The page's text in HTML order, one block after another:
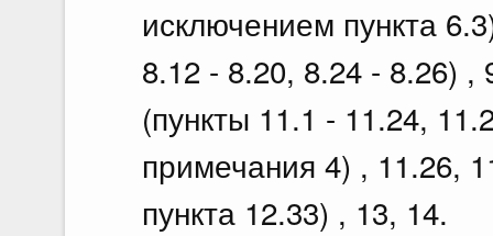
исключением пункта
8.12 - 8.20, 8.24 - 8.26) ,
(пункты 11.1 - 11.24,
примечания 4) , 11.26,
пункта 12.33) , 13, 14.